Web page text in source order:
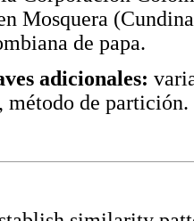
Mosquera
de papa.
adicionales:
de partición.